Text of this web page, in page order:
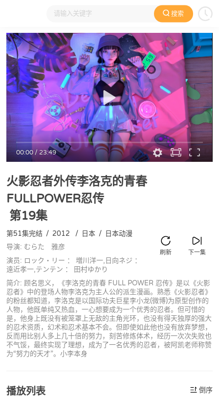
搜索
大家在看 日本动漫 国产动漫 欧美动漫 动漫电影
00:00/23:49
火影忍者外传李洛克的青春
FULLPOWER忍传
第19集
下一集
刷新
第51集完结 / 2012 / 日本 / 日本动漫
导演: むらた 雅彦
演员: ロック・リー ： 増川洋一,日向ネジ ：
遠近孝一,テンテン ： 田村ゆかり
简介: 顾名思义，《李洛克的青春 FULL POWER 忍传》是以《火影
忍者》中的登场人物李洛克为主人公的派生漫画。熟悉《火影忍者》
的粉丝都知道，李洛克是以国际功夫巨星李小龙(微博)为原型创作的
人物，他既单纯又热血，一心想要成为一个优秀的忍者。但可惜的
是，他身上既没有被笼罩上无敌的主角光环，也没有得天独厚的强大
的忍术资质，幻术和忍术基本不会。但即使如此他也没有放弃梦想，
反而用比别人多上几十倍的努力，刻苦修炼体术，经历一次次失败也
不气馁，最终实现了理想，成为了一名优秀的忍者，被阿凯老师称赞
为“努力的天才”。小李本身
播放列表 倒序